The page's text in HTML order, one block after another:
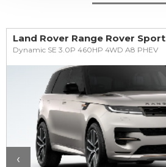
‹
Land Rover Range Rover Sport
Dynamic SE 3.0P 460HP 4WD A8 PHEV